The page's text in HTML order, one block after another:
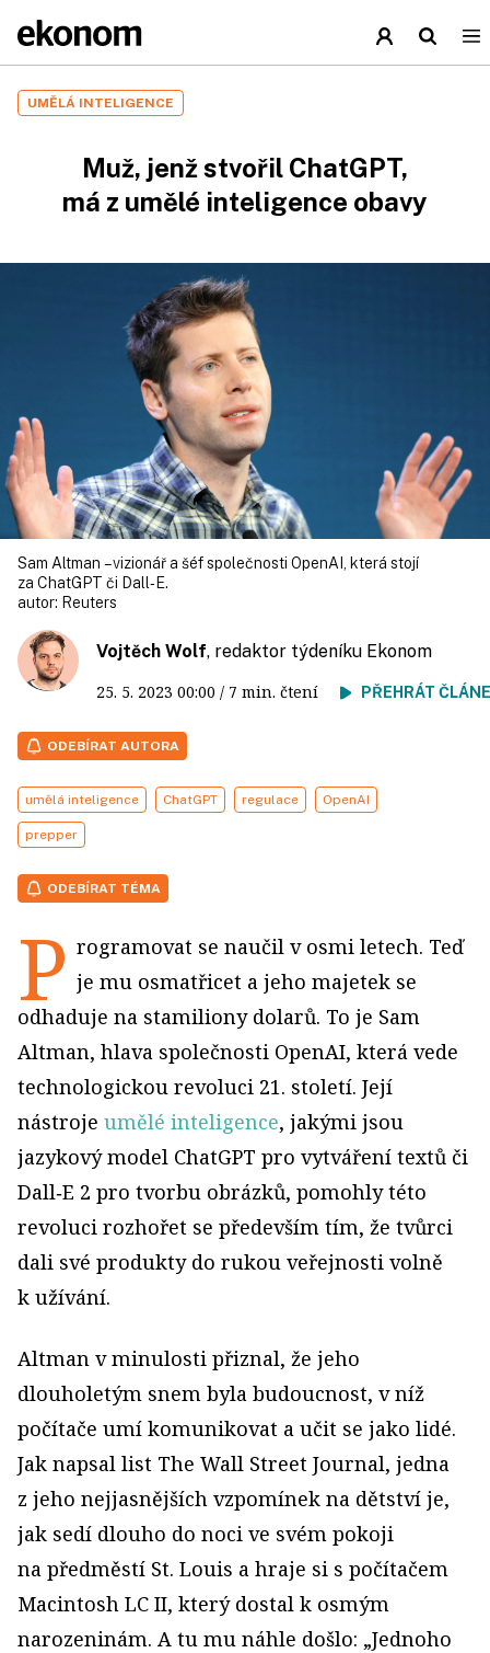
UMĚLÁ INTELIGENCE
Muž, jenž stvořil ChatGPT,
má z umělé inteligence obavy
Sam Altman – vizionář a šéf společnosti OpenAI, která stojí
za ChatGPT či Dall‑E.
autor: Reuters
Vojtěch Wolf, redaktor týdeníku Ekonom
25. 5. 2023 00:00 / 7 min. čtení PŘEHRÁT
ODEBÍRAT AUTORA
umělá inteligence ChatGPT regulace OpenAI
prepper
ODEBÍRAT TÉMA
P rogramovat se naučil v osmi letech. Teď
je mu osmatřicet a jeho majetek se
odhaduje na stamiliony dolarů. To je Sam
Altman, hlava společnosti OpenAI, která vede
technologickou revoluci 21. století. Její
nástroje umělé inteligence, jakými jsou
jazykový model ChatGPT pro vytváření textů či
Dall‑E 2 pro tvorbu obrázků, pomohly této
revoluci rozhořet se především tím, že tvůrci
dali své produkty do rukou veřejnosti volně
k užívání.
Altman v minulosti přiznal, že jeho
dlouholetým snem byla budoucnost, v níž
počítače umí komunikovat a učit se jako lidé.
Jak napsal list The Wall Street Journal, jedna
z jeho nejjasnějších vzpomínek na dětství je,
jak sedí dlouho do noci ve svém pokoji
na předměstí St. Louis a hraje si s počítačem
Macintosh LC II, který dostal k osmým
narozeninám. A tu mu náhle došlo: „Jednoho